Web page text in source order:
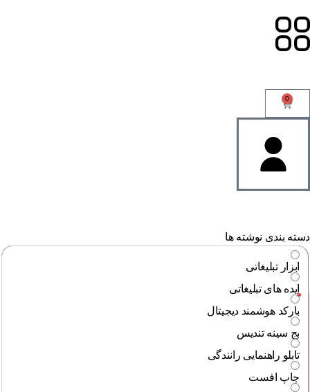
0
بندی نوشته ها
ابزار تبلیغاتی
ایده های تبلیغاتی
بارکد هوشمند دیجیتال
بج سینه تندیس
تابلو راهنمایی رانندگی
چاپ افست